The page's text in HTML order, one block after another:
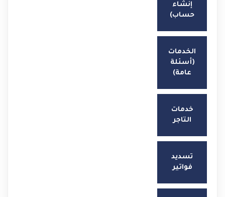
إنشاء
حساب)
الخدمات
(أسئلة
عامة)
خدمات
التاجر
تسديد
فواتير